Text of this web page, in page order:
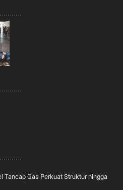
Tancap Gas Perkuat Struktur hingga